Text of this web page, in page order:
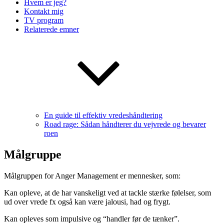
Hvem er jeg?
Kontakt mig
TV program
Relaterede emner
En guide til effektiv vredeshåndtering
Road rage: Sådan håndterer du vejvrede og bevarer
roen
Målgruppe
Målgruppen for Anger Management er mennesker, som:
Kan opleve, at de har vanskeligt ved at tackle stærke følelser, som
ud over vrede fx også kan være jalousi, had og frygt.
Kan opleves som impulsive og “handler før de tænker”.